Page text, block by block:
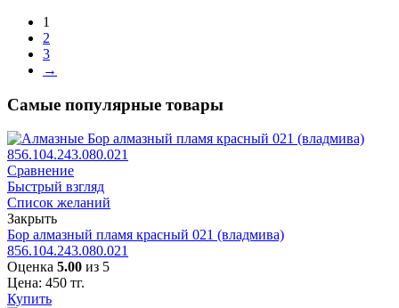
1
2
3
→
Самые популярные товары
Сравнение
Быстрый взгляд
Список желаний
Закрыть
Бор алмазный пламя красный 021 (владмива)
856.104.243.080.021
Оценка 5.00 из 5
Цена: 450 тг.
Купить